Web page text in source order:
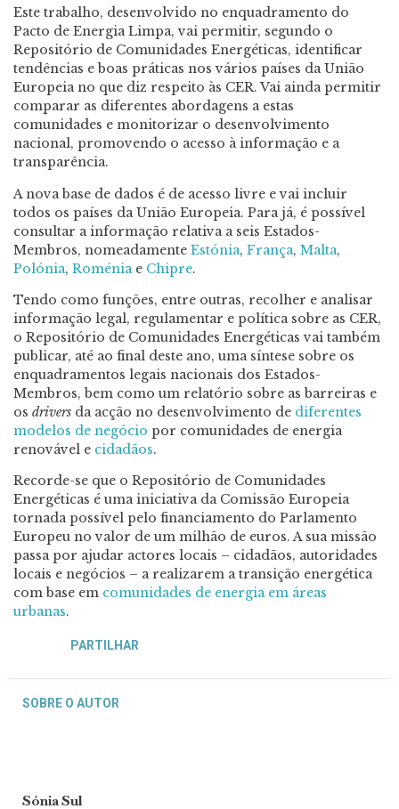
Este trabalho, desenvolvido no enquadramento do
Pacto de Energia Limpa, vai permitir, segundo o
Repositório de Comunidades Energéticas, identificar
tendências e boas práticas nos vários países da União
Europeia no que diz respeito às CER. Vai ainda permitir
comparar as diferentes abordagens a estas
comunidades e monitorizar o desenvolvimento
nacional, promovendo o acesso à informação e a
transparência.
A nova base de dados é de acesso livre e vai incluir
todos os países da União Europeia. Para já, é possível
consultar a informação relativa a seis Estados-
Membros, nomeadamente Estónia, França, Malta,
Polónia, Roméniae Chipre.
Tendo como funções, entre outras, recolher e analisar
informação legal, regulamentar e política sobre as CER,
o Repositório de Comunidades Energéticas vai também
publicar, até ao final deste ano, uma síntese sobre os
enquadramentos legais nacionais dos Estados-
Membros, bem como um relatório sobre as barreiras e
os drivers da acção no desenvolvimento de diferentes
modelos de negócio por comunidades de energia
renovável e cidadãos.
Recorde-se que o Repositório de Comunidades
Energéticas é uma iniciativa da Comissão Europeia
tornada possível pelo financiamento do Parlamento
Europeu no valor de um milhão de euros. A sua missão
passa por ajudar actores locais – cidadãos, autoridades
locais e negócios – a realizarem a transição energética
com base em comunidades de energia em áreas
urbanas.
PARTILHAR
SOBRE O AUTOR
Sónia Sul